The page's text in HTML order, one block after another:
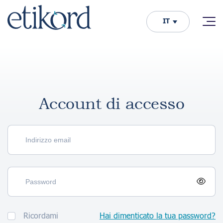
IT
Account di accesso
Ricordami Hai dimenticato la tua password?